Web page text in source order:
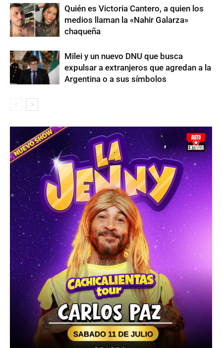
Quién es Victoria Cantero, a quien los
medios llaman la «Nahir Galarza»
chaqueña
Milei y un nuevo DNU que busca
expulsar a extranjeros que agredan a la
Argentina o a sus símbolos